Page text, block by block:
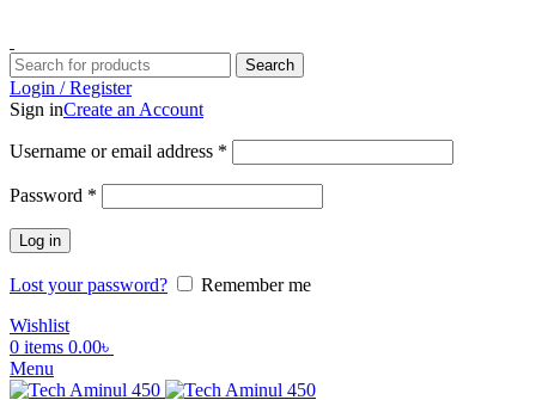
Search
Login / Register
Sign inCreate an Account
Username or email address *
Password *
Log in
Lost your password?
Remember me
Wishlist
0 items 0.00৳
Menu